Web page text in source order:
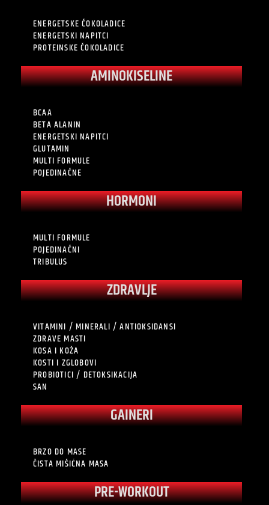
ENERGETSKE ČOKOLADICE
ENERGETSKI NAPITCI
PROTEINSKE ČOKOLADICE
AMINOKISELINE
BCAA
BETA ALANIN
ENERGETSKI NAPITCI
GLUTAMIN
MULTI FORMULE
POJEDINAČNE
HORMONI
MULTI FORMULE
POJEDINAČNI
TRIBULUS
ZDRAVLJE
VITAMINI / MINERALI / ANTIOKSIDANSI
ZDRAVE MASTI
KOSA I KOŽA
KOSTI I ZGLOBOVI
PROBIOTICI / DETOKSIKACIJA
SAN
GAINERI
BRZO DO MASE
ČISTA MIŠIĆNA MASA
PRE-WORKOUT